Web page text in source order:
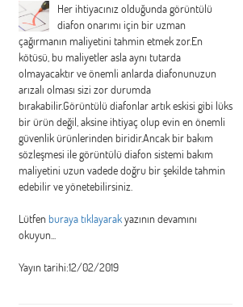
Her ihtiyacınız olduğunda görüntülü
diafon onarımı için bir uzman
çağırmanın maliyetini tahmin etmek zor.En
kötüsü, bu maliyetler asla aynı tutarda
olmayacaktır ve önemli anlarda diafonunuzun
arızalı olması sizi zor durumda
bırakabilir.Görüntülü diafonlar artık eskisi gibi lüks
bir ürün değil, aksine ihtiyaç olup evin en önemli
güvenlik ürünlerinden biridir.Ancak bir bakım
sözleşmesi ile görüntülü diafon sistemi bakım
maliyetini uzun vadede doğru bir şekilde tahmin
edebilir ve yönetebilirsiniz.
Lütfenburaya tıklayarakyazının devamını
okuyun...
Yayın tarihi:12/02/2019